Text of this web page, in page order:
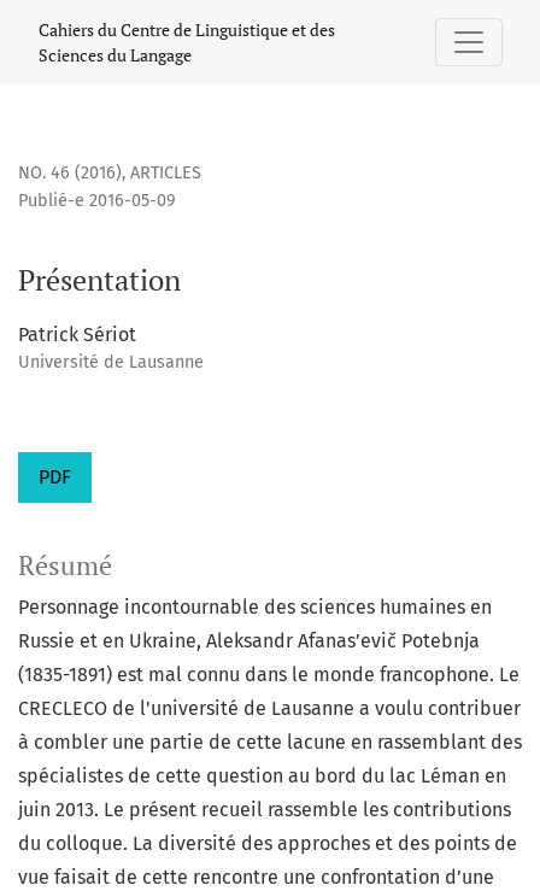
Cahiers du Centre de Linguistique et des
Sciences du Langage
NO. 46 (2016), ARTICLES
Présentation
Publié-e 2016-05-09
Patrick Sériot
Université de Lausanne
PDF
Résumé
Personnage incontournable des sciences humaines en
Russie et en Ukraine, Aleksandr Afanas’evič Potebnja
(1835-1891) est mal connu dans le monde francophone. Le
CRECLECO de l'université de Lausanne a voulu contribuer
à combler une partie de cette lacune en rassemblant des
spécialistes de cette question au bord du lac Léman en
juin 2013. Le présent recueil rassemble les contributions
du colloque. La diversité des approches et des points de
vue faisait de cette rencontre une confrontation d’une